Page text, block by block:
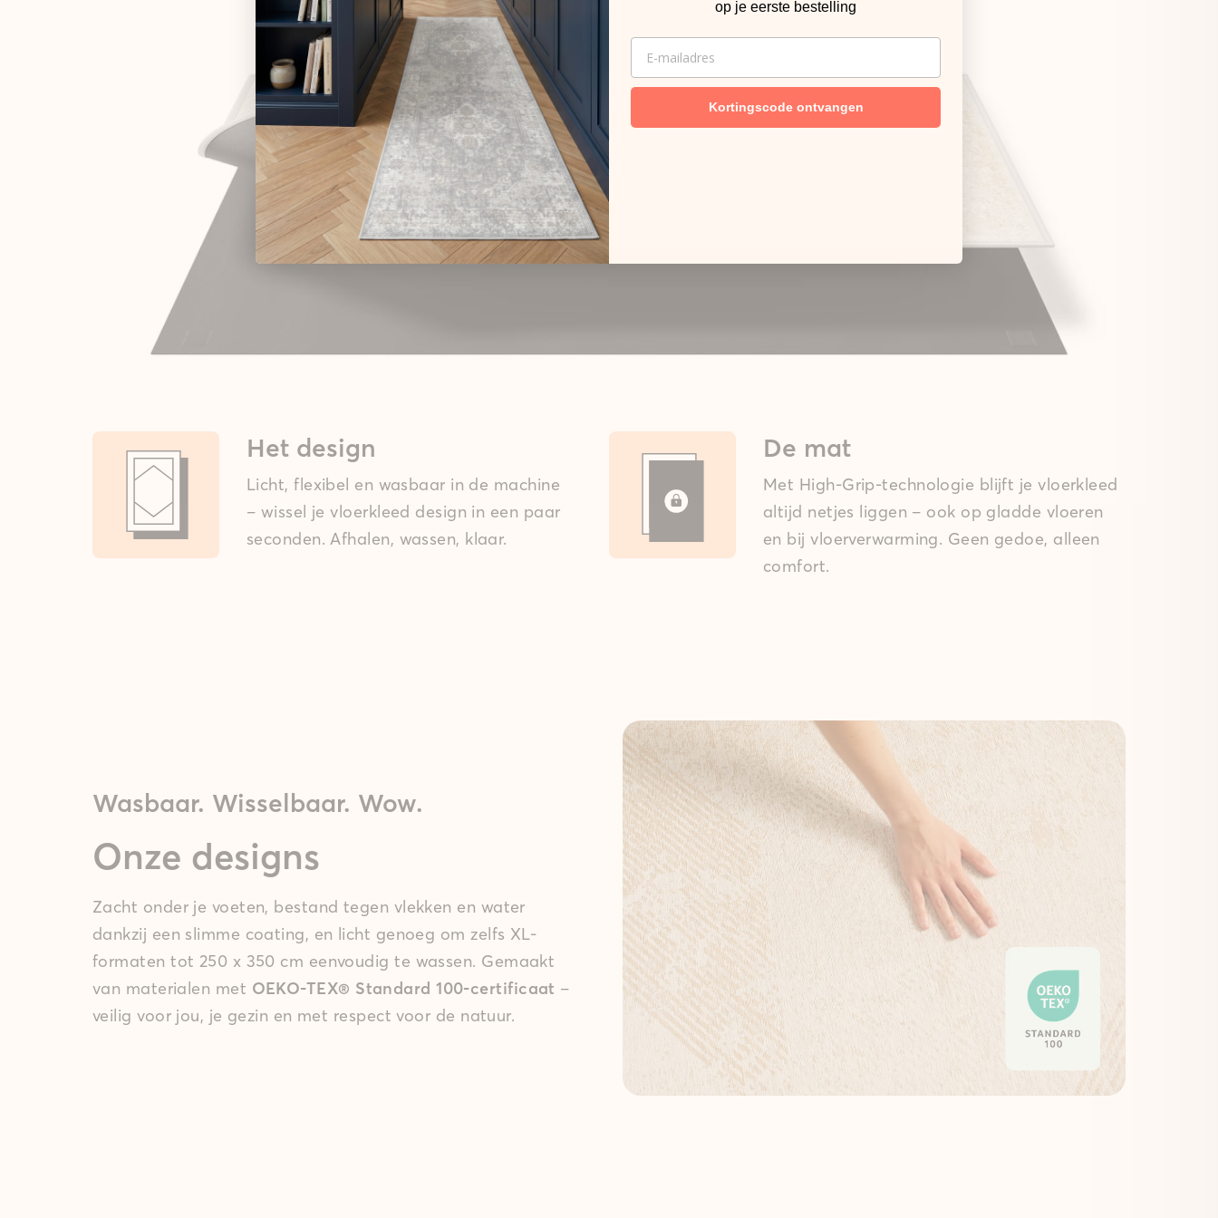
Het design
Licht, flexibel en wasbaar in de machine
– wissel je vloerkleed design in een paar
seconden. Afhalen, wassen, klaar.
De mat
Met High-Grip-technologie blijft je vloerkleed
altijd netjes liggen – ook op gladde vloeren
en bij vloerverwarming. Geen gedoe, alleen
comfort.
Wasbaar. Wisselbaar. Wow.
Onze designs
Zacht onder je voeten, bestand tegen vlekken en water
dankzij een slimme coating, en licht genoeg om zelfs XL-
formaten tot 250 x 350 cm eenvoudig te wassen. Gemaakt
van materialen met OEKO-TEX® Standard 100-certificaat –
veilig voor jou, je gezin en met respect voor de natuur.
op je eerste bestelling
EMAIL
Kortingscode ontvangen